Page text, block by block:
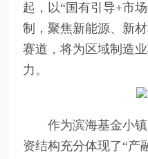
起，以“国有引导+市
制，聚焦新能源、新
赛道，将为区域制造
力。
作为滨海基金小
资结构充分体现了“产